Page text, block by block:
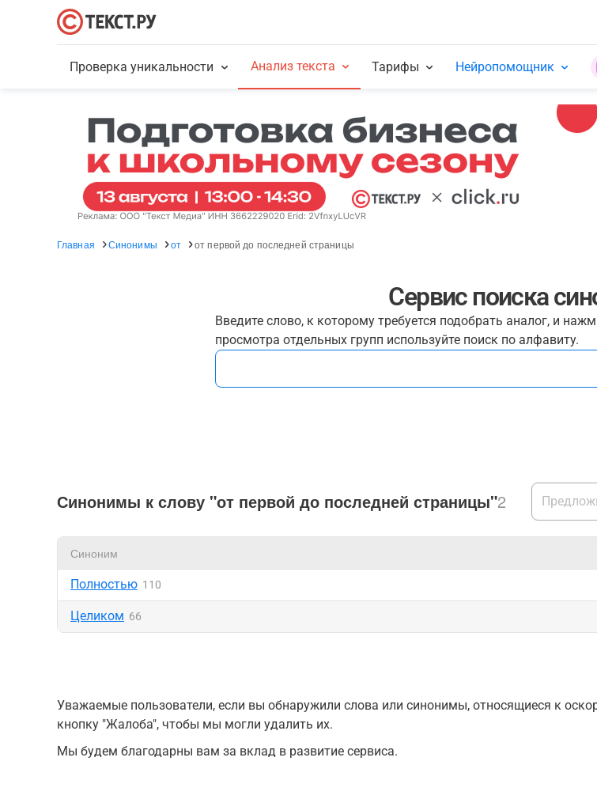
Проверка уникальности Анализ текста Тарифы Нейропомощник
Главная Синонимы от от первой до последней страницы
Сервис поиска
Введите слово, к которому требуется подобрать аналог, и
просмотра отдельных групп используйте поиск по алфавиту.
Синонимы к слову "от первой до последней страницы"2
Синоним
Полностью 110
Целиком 66
Уважаемые пользователи, если вы обнаружили слова или синонимы, относящиеся к
кнопку "Жалоба", чтобы мы могли удалить их.
Мы будем благодарны вам за вклад в развитие сервиса.